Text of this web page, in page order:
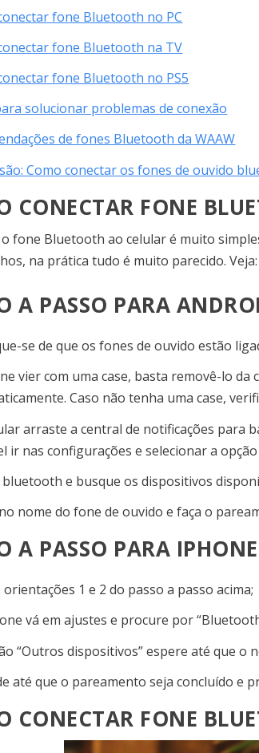
fone Bluetooth no PC
fone Bluetooth na TV
fone Bluetooth no PS5
solucionar problemas de conexão
de fones Bluetooth da WAAW
Como conectar os fones de ouvido
CONECTAR FONE
fone Bluetooth ao celular é muito
na prática tudo é muito parecido. Veja:
A PASSO PARA
se de que os fones de ouvido estão
vier com uma case, basta removê-lo
Caso não tenha uma case,
arraste a central de notificações para
ir nas configurações e selecionar a
bluetooth e busque os dispositivos
nome do fone de ouvido e faça o
A PASSO PARA IPHONE
orientações 1 e 2 do passo a passo acima;
vá em ajustes e procure por
“Outros dispositivos” espere até que o
até que o pareamento seja concluído e
CONECTAR FONE